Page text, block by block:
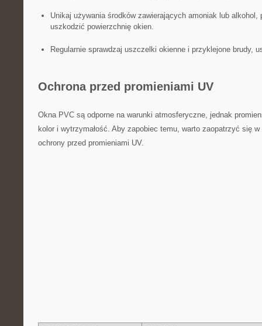
Unikaj używania środków⁢ zawierających‍ amoniak lub alkohol,
uszkodzić powierzchnię okien.
Regularnie sprawdzaj uszczelki okienne i przyklejone brudy,
Ochrona ​przed promieniami UV
Okna PVC są odporne ⁣na warunki atmosferyczne,‌ jednak
kolor ⁤i wytrzymałość. Aby zapobiec temu, warto ​zaopatrzyć‍ się
ochrony przed ​promieniami⁣ UV.